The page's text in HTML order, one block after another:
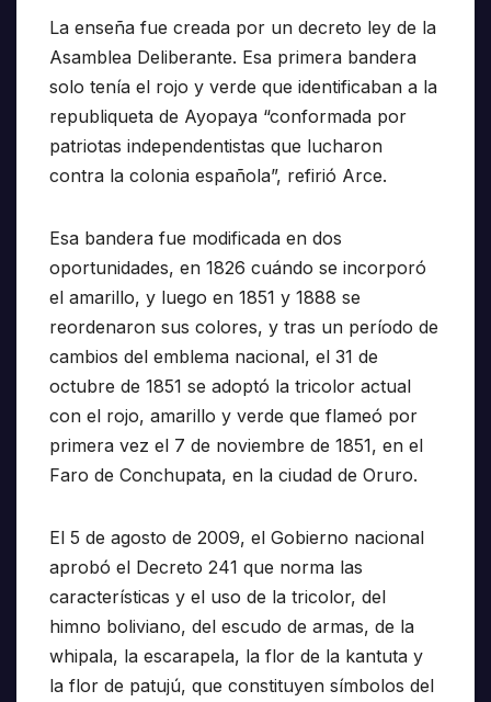
La enseña fue creada por un decreto ley de la
Asamblea Deliberante. Esa primera bandera
solo tenía el rojo y verde que identificaban a la
republiqueta de Ayopaya “conformada por
patriotas independentistas que lucharon
contra la colonia española”, refirió Arce.
Esa bandera fue modificada en dos
oportunidades, en 1826 cuándo se incorporó
el amarillo, y luego en 1851 y 1888 se
reordenaron sus colores, y tras un período de
cambios del emblema nacional, el 31 de
octubre de 1851 se adoptó la tricolor actual
con el rojo, amarillo y verde que flameó por
primera vez el 7 de noviembre de 1851, en el
Faro de Conchupata, en la ciudad de Oruro.
El 5 de agosto de 2009, el Gobierno nacional
aprobó el Decreto 241 que norma las
características y el uso de la tricolor, del
himno boliviano, del escudo de armas, de la
whipala, la escarapela, la flor de la kantuta y
la flor de patujú, que constituyen símbolos del